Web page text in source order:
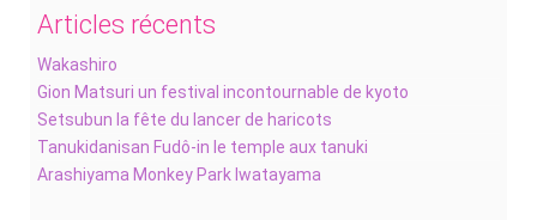
Articles récents
Wakashiro
Gion Matsuri un festival incontournable de kyoto
Setsubun la fête du lancer de haricots
Tanukidanisan Fudô-in le temple aux tanuki
Arashiyama Monkey Park Iwatayama